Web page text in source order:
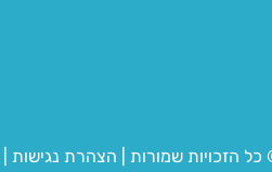
כל הזכויות שמורות הצהרת נגישות